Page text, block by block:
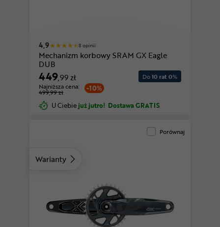
4,9 8 opinii
Mechanizm korbowy SRAM GX Eagle
DUB
449,99 zł
-10%
Najniższa cena:
499,99 zł
Do10 rat 0%
U Ciebie już jutro! Dostawa GRATIS
Warianty
Porównaj